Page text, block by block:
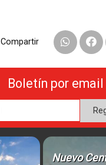
Compartir
Boletín por email
Nuevo